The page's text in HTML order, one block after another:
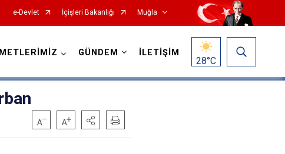
e-Devlet İçişleri Bakanlığı Muğla
GÜNDEM İLETİŞİM
28°C